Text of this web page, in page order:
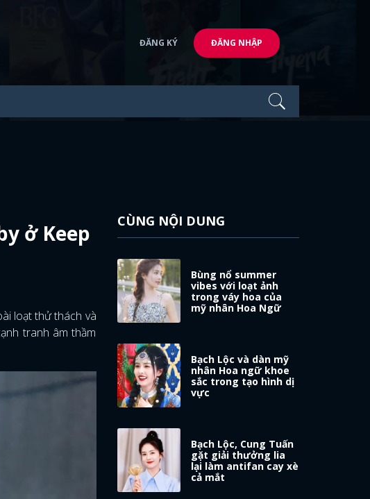
ĐĂNG KÝ ĐĂNG NHẬP
ở Keep
loạt thử thách và
tranh âm thầm
CÙNG NỘI DUNG
Bùng nổ summer
vibes với loạt ảnh
trong váy hoa của
mỹ nhân Hoa Ngữ
Bạch Lộc và dàn mỹ
nhân Hoa ngữ khoe
sắc trong tạo hình dị
vực
Bạch Lộc, Cung Tuấn
gặt giải thưởng lia
lại làm antifan cay xè
cả mắt